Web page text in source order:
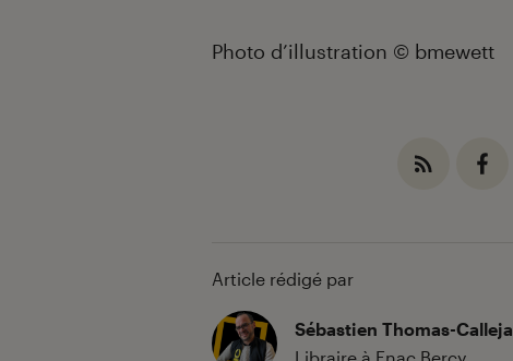
Photo d’illustration © bmewett
Article rédigé par
Sébastien Thomas-Calleja